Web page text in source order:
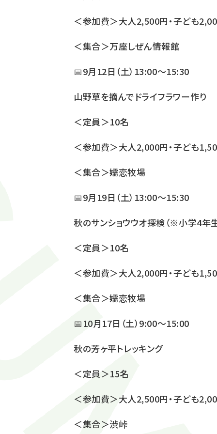
＜参加費＞大人2,500円・子ども
＜集合＞万座しぜん情報館
📅9月12日（土）13:00～15:30
山野草を摘んでドライフラワー作り
＜定員＞10名
＜参加費＞大人2,000円・子ども
＜集合＞嬬恋牧場
📅9月19日（土）13:00～15:30
秋のサンショウウオ探検（※小学4年
＜定員＞10名
＜参加費＞大人2,000円・子ども
＜集合＞嬬恋牧場
📅10月17日（土）9:00～15:00
秋の芳ヶ平トレッキング
＜定員＞15名
＜参加費＞大人2,500円・子ども
＜集合＞渋峠